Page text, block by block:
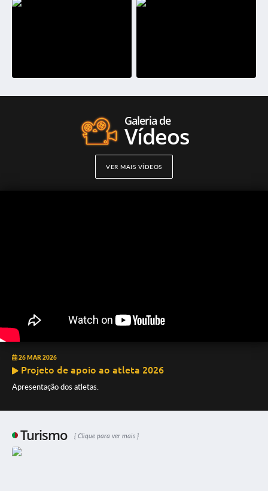
Galeria de
Vídeos
VER MAIS VÍDEOS
26 MAR 2026
Projeto de apoio ao atleta 2026
Apresentação dos atletas.
Turismo Clique para ver mais